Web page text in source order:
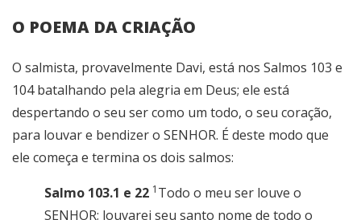
O POEMA DA CRIAÇÃO
O salmista, provavelmente Davi, está nos Salmos 103 e
104 batalhando pela alegria em Deus; ele está
despertando o seu ser como um todo, o seu coração,
para louvar e bendizer o SENHOR. É deste modo que
ele começa e termina os dois salmos:
Salmo 103.1 e 22 1 Todo o meu ser louve o
SENHOR; louvarei seu santo nome de todo o